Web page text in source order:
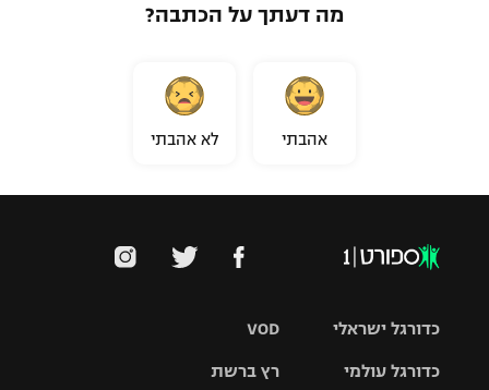
מה דעתך על הכתבה?
אהבתי לא אהבתי
VOD
רץ ברשת
כדורגל ישראלי
כדורגל עולמי